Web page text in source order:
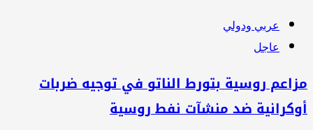
عربي ودولي
عاجل
روسية بتورط الناتو في توجيه ضربات
ضد منشآت نفط روسية